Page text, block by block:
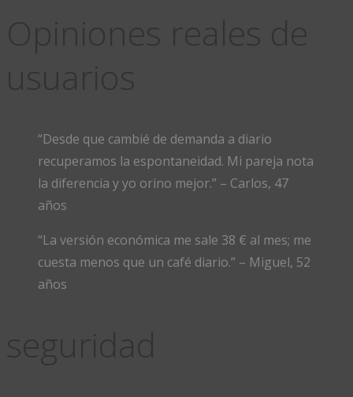
“Desde que cambié de demanda a diario
recuperamos la espontaneidad. Mi pareja nota
la diferencia y yo orino mejor.” – Carlos, 47
años
“La versión económica me sale 38 € al mes; me
cuesta menos que un café diario.” – Miguel, 52
años